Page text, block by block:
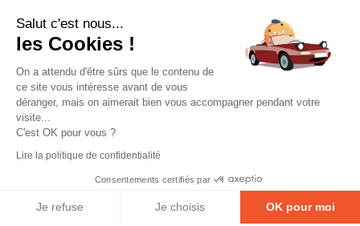
Contactez-nous
248 ZAE la bascule
contact@byautopassion.com
04 74 87 05 41
© 2026 By AutoPassion,Poivre & sell
Mentions légales Politique de confidentialité Gestion des cookies
Salut c'est nous...
les Cookies !
On a attendu d'être sûrs que le contenu de
ce site vous intéresse avant de vous
déranger, mais on aimerait bien vous accompagner pendant votre
visite...
C'est OK pour vous ?
Lire la politique de confidentialité
Consentements certifiés par
Je refuse Je choisis OK pour moi